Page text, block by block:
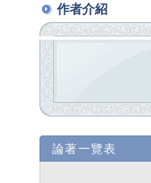
作者介紹
論著一覽表